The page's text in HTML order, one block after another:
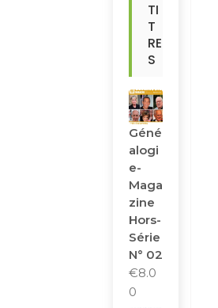
TI
T
RE
S
Géné
Alogi
E-
Maga
Zine
Hors-
Série
N° 02
€8.0
0